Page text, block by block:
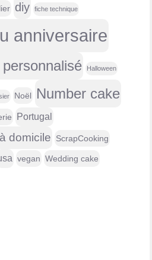
diy fiche technique
anniversaire
Halloween
Noël Number cake
Portugal
domicile ScrapCooking
vegan Wedding cake